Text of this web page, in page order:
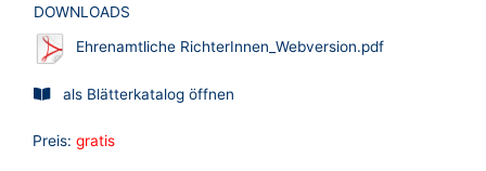
DOWNLOADS
Ehrenamtliche RichterInnen_Webversion.pdf
als Blätterkatalog öffnen
Preis: gratis